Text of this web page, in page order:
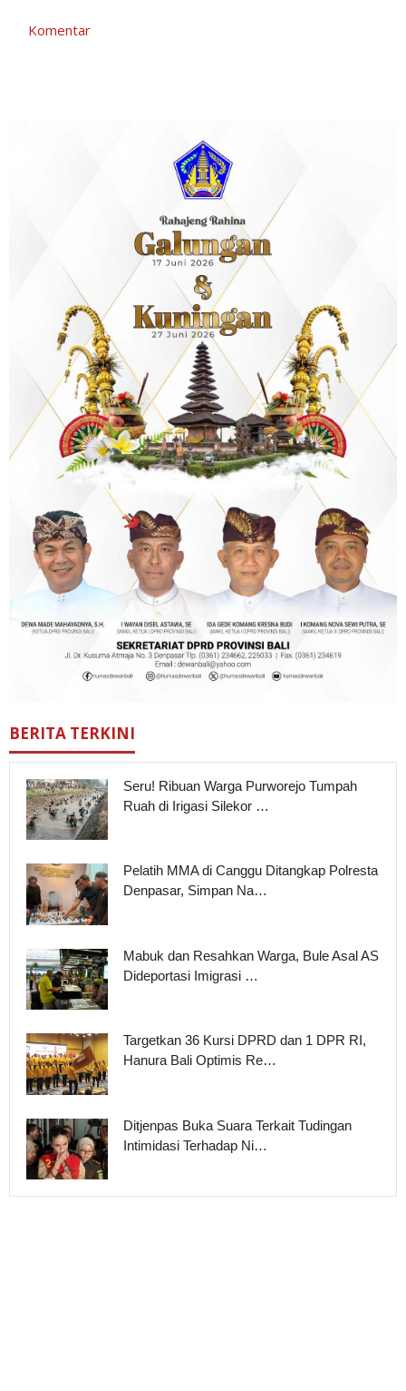
Komentar
BERITA TERKINI
Seru! Ribuan Warga Purworejo Tumpah
Ruah di Irigasi Silekor …
Pelatih MMA di Canggu Ditangkap Polresta
Denpasar, Simpan Na…
Mabuk dan Resahkan Warga, Bule Asal AS
Dideportasi Imigrasi …
Targetkan 36 Kursi DPRD dan 1 DPR RI,
Hanura Bali Optimis Re…
Ditjenpas Buka Suara Terkait Tudingan
Intimidasi Terhadap Ni…